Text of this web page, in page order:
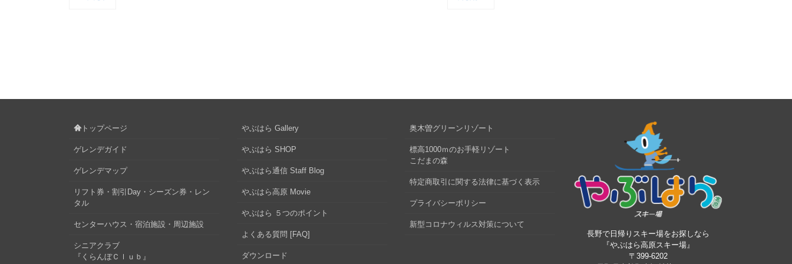
トップページ
ゲレンデガイド
ゲレンデマップ
リフト券・割引Day・シーズン券・レン
タル
センターハウス・宿泊施設・周辺施設
シニアクラブ
『くらんぼＣｌｕｂ』
やぶはら Gallery
やぶはら SHOP
やぶはら通信 Staff Blog
やぶはら高原 Movie
やぶはら ５つのポイント
よくある質問 [FAQ]
ダウンロード
奥木曽グリーンリゾート
標高1000ｍのお手軽リゾート
こだまの森
特定商取引に関する法律に基づく表示
プライバシーポリシー
新型コロナウィルス対策について
長野で日帰りスキー場をお探しなら
『やぶはら高原スキー場』
〒399-6202